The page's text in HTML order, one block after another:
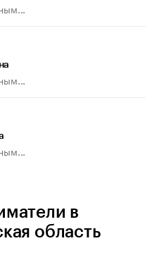
в
область